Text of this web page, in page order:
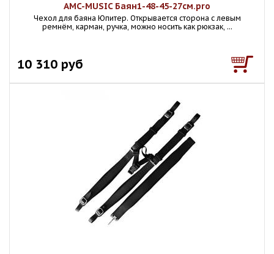
AMC-MUSIC Баян1-48-45-27см.pro
Чехол для баяна Юпитер. Открывается сторона с левым
ремнём, карман, ручка, можно носить как рюкзак, ...
10 310 руб